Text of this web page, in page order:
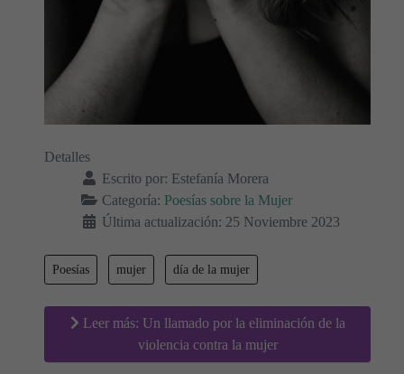
Detalles
Escrito por: Estefanía Morera
Categoría: Poesías sobre la Mujer
Última actualización: 25 Noviembre 2023
Poesías mujer día de la mujer
Leer más: Un llamado por la eliminación de la
violencia contra la mujer